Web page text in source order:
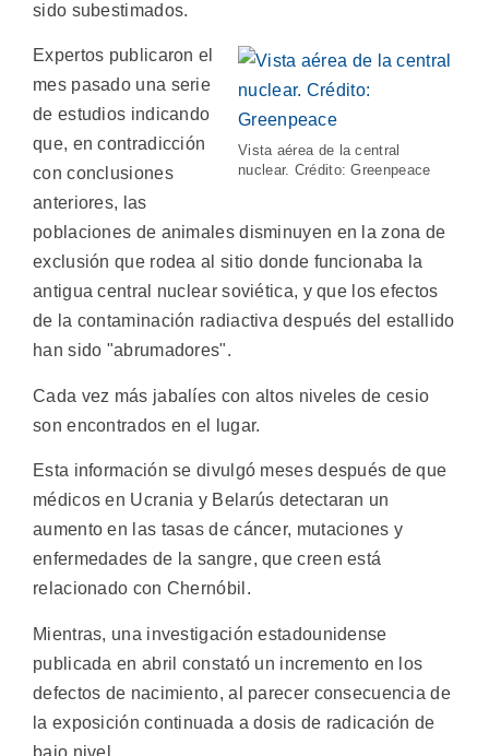
sido subestimados.
Vista aérea de la central
nuclear. Crédito: Greenpeace
Expertos publicaron el
mes pasado una serie
de estudios indicando
que, en contradicción
con conclusiones
anteriores, las
poblaciones de animales disminuyen en la zona de
exclusión que rodea al sitio donde funcionaba la
antigua central nuclear soviética, y que los efectos
de la contaminación radiactiva después del estallido
han sido "abrumadores".
Cada vez más jabalíes con altos niveles de cesio
son encontrados en el lugar.
Esta información se divulgó meses después de que
médicos en Ucrania y Belarús detectaran un
aumento en las tasas de cáncer, mutaciones y
enfermedades de la sangre, que creen está
relacionado con Chernóbil.
Mientras, una investigación estadounidense
publicada en abril constató un incremento en los
defectos de nacimiento, al parecer consecuencia de
la exposición continuada a dosis de radicación de
bajo nivel.